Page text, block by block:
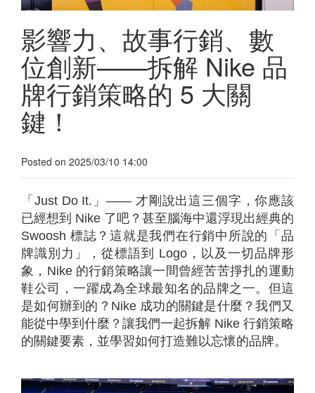
影響力、故事行銷、數
位創新——拆解 Nike 品
牌行銷策略的 5 大關
鍵！
Posted on 2025/03/10 14:00
「Just Do It.」—— 才剛說出這三個字，你應該
已經想到 Nike 了吧？甚至腦海中還浮現出經典的
Swoosh 標誌？這就是我們在行銷中所說的「品
牌識別力」，從標語到 Logo，以及一切品牌形
象，Nike 的行銷策略讓一間曾經苦苦掙扎的運動
鞋公司，一躍成為全球最知名的品牌之一。但這
是如何辦到的？Nike 成功的關鍵是什麼？我們又
能從中學到什麼？讓我們一起拆解 Nike 行銷策略
的關鍵要素，並學習如何打造難以忘懷的品牌。